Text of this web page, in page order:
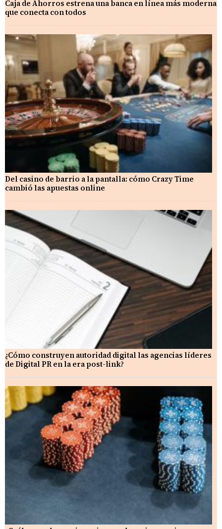
Caja de Ahorros estrena una banca en línea más moderna
que conecta con todos
Del casino de barrio a la pantalla: cómo Crazy Time
cambió las apuestas online
¿Cómo construyen autoridad digital las agencias líderes
de Digital PR en la era post-link?